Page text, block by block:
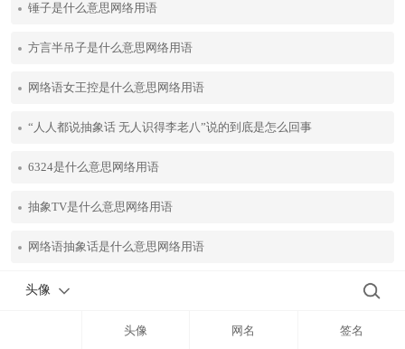
锤子是什么意思网络用语
方言半吊子是什么意思网络用语
网络语女王控是什么意思网络用语
“人人都说抽象话 无人识得李老八”说的到底是怎么回事
6324是什么意思网络用语
抽象TV是什么意思网络用语
网络语抽象话是什么意思网络用语
头像
头像 网名 签名